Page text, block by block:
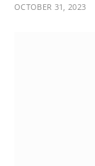
OCTOBER 31, 2023